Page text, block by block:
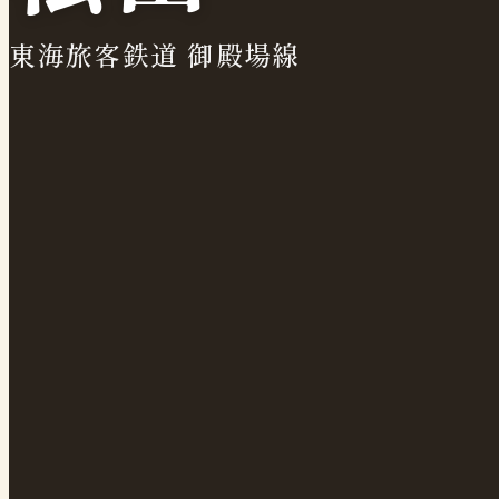
東海旅客鉄道 御殿場線